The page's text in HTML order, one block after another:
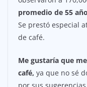
promedio de 55
Se prestó especial
de café.
Me gustaría que
café, ya que no sé